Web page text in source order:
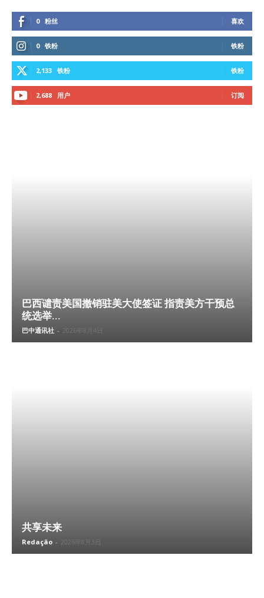
0 粉丝 喜欢
0 铁粉 铁粉
2,133 铁粉 铁粉
2,688 用户 订阅
巴西谴责美国撤销驻美大使签证 指责美方干预总
统选举...
巴中通讯社 - 2026年8月4日
共享未来
Redação - 2026年8月3日